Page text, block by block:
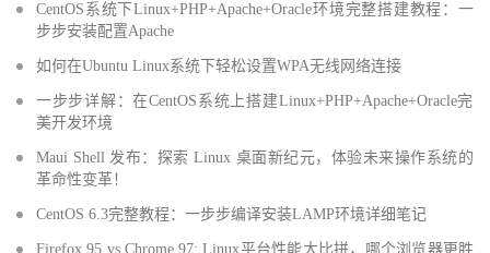
CentOS系统下Linux+PHP+Apache+Oracle环境完整搭建教程：一
步步安装配置Apache
如何在Ubuntu Linux系统下轻松设置WPA无线网络连接
一步步详解：在CentOS系统上搭建Linux+PHP+Apache+Oracle完
美开发环境
Maui Shell 发布：探索 Linux 桌面新纪元，体验未来操作系统的
革命性变革！
CentOS 6.3完整教程：一步步编译安装LAMP环境详细笔记
Firefox 95 vs Chrome 97: Linux平台性能大比拼，哪个浏览器更胜